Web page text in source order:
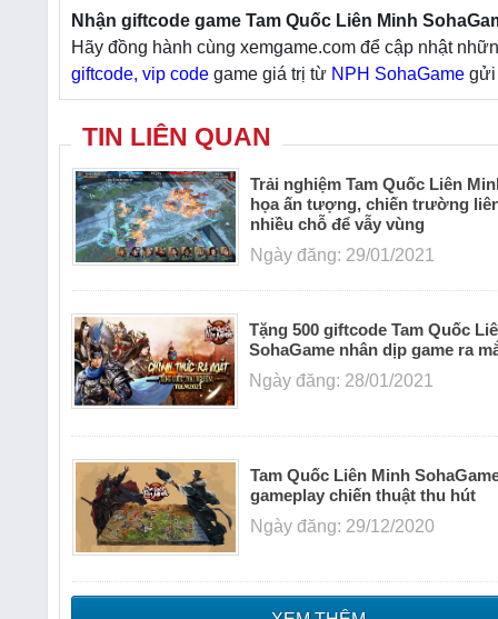
Nhận giftcode game Tam Quốc Liên Minh
Hãy đồng hành cùng xemgame.com để cập nhật
giftcode, vip code game giá trị từ NPH SohaGame gửi
TIN LIÊN QUAN
Trải nghiệm Tam Quốc Liên
họa ấn tượng, chiến trường
nhiều chỗ để vẫy vùng
Ngày đăng: 29/01/2021
Tặng 500 giftcode Tam Quốc
SohaGame nhân dịp game ra
Ngày đăng: 28/01/2021
Tam Quốc Liên Minh
gameplay chiến thuật thu hút
Ngày đăng: 29/12/2020